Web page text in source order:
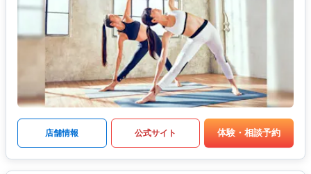
店舗情報 公式サイト 体験・相談予約